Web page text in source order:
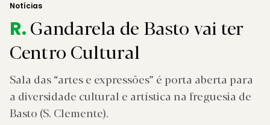
Notícias
R.Gandarela de Basto vai ter
Centro Cultural
Sala das “artes e expressões” é porta aberta para
a diversidade cultural e artística na freguesia de
Basto (S. Clemente).